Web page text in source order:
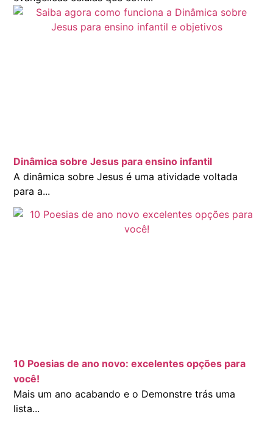
Dinâmica sobre Jesus para ensino infantil
A dinâmica sobre Jesus é uma atividade voltada
para a...
10 Poesias de ano novo: excelentes opções para
você!
Mais um ano acabando e o Demonstre trás uma
lista...